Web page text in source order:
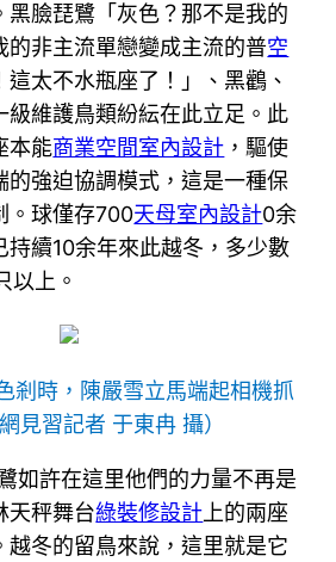
黑臉琵鷺「灰色？那不是我的
的非主流單戀變成主流的普空
這太不水瓶座了！」、黑鸛、
級維護鳥類紛紜在此立足。此
本能商業空間室內設計 ，驅使
的強迫協調模式，這是一種保
。球僅存700天母室內設計0余
持續10余年來此越冬，多少數
以上。
剎時，陳嚴雪立馬端起相機抓
見習記者 于東冉 攝）
如許在這里他們的力量不再是
天秤舞台綠裝修設計 上的兩座
冬的留鳥來說，這里就是它